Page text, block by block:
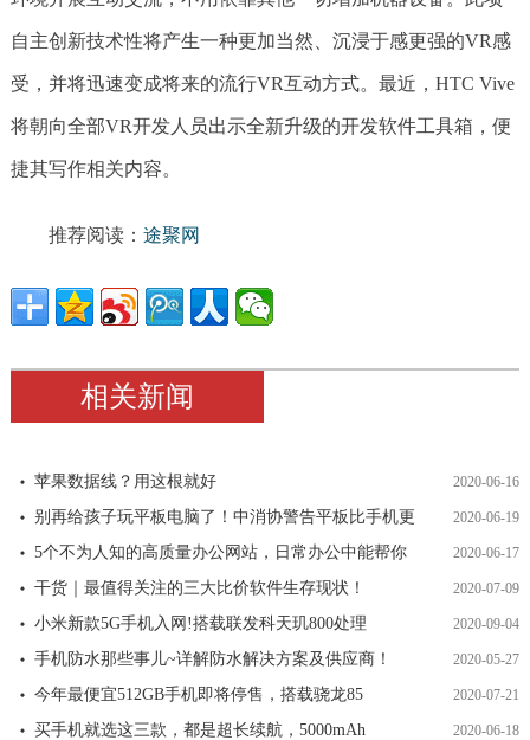
自主创新技术性将产生一种更加当然、沉浸于感更强的VR感
受，并将迅速变成将来的流行VR互动方式。最近，HTC Vive
将朝向全部VR开发人员出示全新升级的开发软件工具箱，便
捷其写作相关内容。
推荐阅读： 途聚网
相关新闻
苹果数据线？用这根就好 2020-06-16
别再给孩子玩平板电脑了！中消协警告平板比手机更 2020-06-19
5个不为人知的高质量办公网站，日常办公中能帮你 2020-06-17
干货｜最值得关注的三大比价软件生存现状！ 2020-07-09
小米新款5G手机入网!搭载联发科天玑800处理 2020-09-04
手机防水那些事儿~详解防水解决方案及供应商！ 2020-05-27
今年最便宜512GB手机即将停售，搭载骁龙85 2020-07-21
买手机就选这三款，都是超长续航，5000mAh 2020-06-18